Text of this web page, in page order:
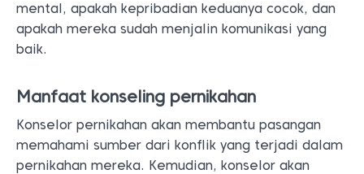
mental, apakah kepribadian keduanya cocok, dan
apakah mereka sudah menjalin komunikasi yang
baik.
Manfaat konseling pernikahan
Konselor pernikahan akan membantu pasangan
memahami sumber dari konflik yang terjadi dalam
pernikahan mereka. Kemudian, konselor akan